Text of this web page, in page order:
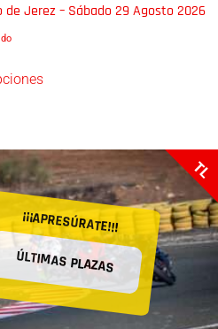
de Jerez – Sábado 29 Agosto 2026
TL
¡¡¡APRESÚRATE!!!
ÚLTIMAS PLAZAS